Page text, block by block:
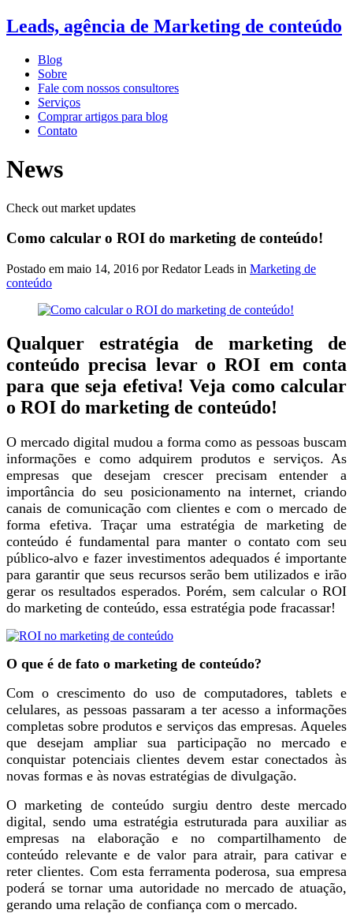
Leads, agência de Marketing de conteúdo
Blog
Sobre
Fale com nossos consultores
Serviços
Comprar artigos para blog
Contato
News
Check out market updates
Como calcular o ROI do marketing de conteúdo!
Postado em maio 14, 2016 por Redator Leads in Marketing de
conteúdo
Qualquer estratégia de marketing de
conteúdo precisa levar o ROI em conta
para que seja efetiva! Veja como calcular
o ROI do marketing de conteúdo!
O mercado digital mudou a forma como as pessoas buscam
informações e como adquirem produtos e serviços. As
empresas que desejam crescer precisam entender a
importância do seu posicionamento na internet, criando
canais de comunicação com clientes e com o mercado de
forma efetiva. Traçar uma estratégia de marketing de
conteúdo é fundamental para manter o contato com seu
público-alvo e fazer investimentos adequados é importante
para garantir que seus recursos serão bem utilizados e irão
gerar os resultados esperados. Porém, sem calcular o ROI
do marketing de conteúdo, essa estratégia pode fracassar!
O que é de fato o marketing de conteúdo?
Com o crescimento do uso de computadores, tablets e
celulares, as pessoas passaram a ter acesso a informações
completas sobre produtos e serviços das empresas. Aqueles
que desejam ampliar sua participação no mercado e
conquistar potenciais clientes devem estar conectados às
novas formas e às novas estratégias de divulgação.
O marketing de conteúdo surgiu dentro deste mercado
digital, sendo uma estratégia estruturada para auxiliar as
empresas na elaboração e no compartilhamento de
conteúdo relevante e de valor para atrair, para cativar e
reter clientes. Com esta ferramenta poderosa, sua empresa
poderá se tornar uma autoridade no mercado de atuação,
gerando uma relação de confiança com o mercado.